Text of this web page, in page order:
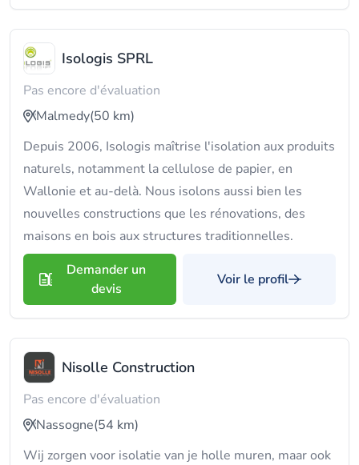
Isologis SPRL
Pas encore d'évaluation
Malmedy(50 km)
Depuis 2006, Isologis maîtrise l'isolation aux produits
naturels, notamment la cellulose de papier, en
Wallonie et au-delà. Nous isolons aussi bien les
nouvelles constructions que les rénovations, des
maisons en bois aux structures traditionnelles.
Demander un
devis
Voir le profil
Nisolle Construction
Pas encore d'évaluation
Nassogne(54 km)
Wij zorgen voor isolatie van je holle muren, maar ook